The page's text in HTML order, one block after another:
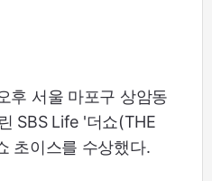
후 서울 마포구 상암동
SBS Life '더쇼(THE
초이스를 수상했다.